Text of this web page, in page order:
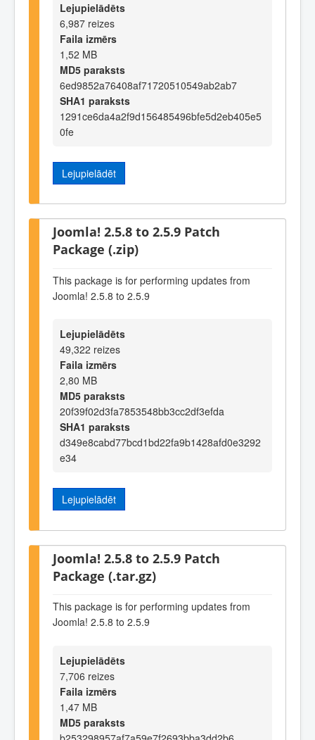
Lejupielādēts
6,987 reizes
Faila izmērs
1,52 MB
MD5 paraksts
6ed9852a76408af71720510549ab2ab7
SHA1 paraksts
1291ce6da4a2f9d156485496bfe5d2eb405e5
0fe
Lejupielādēt
Joomla! 2.5.8 to 2.5.9 Patch
Package (.zip)
This package is for performing updates from
Joomla! 2.5.8 to 2.5.9
Lejupielādēts
49,322 reizes
Faila izmērs
2,80 MB
MD5 paraksts
20f39f02d3fa7853548bb3cc2df3efda
SHA1 paraksts
d349e8cabd77bcd1bd22fa9b1428afd0e3292
e34
Lejupielādēt
Joomla! 2.5.8 to 2.5.9 Patch
Package (.tar.gz)
This package is for performing updates from
Joomla! 2.5.8 to 2.5.9
Lejupielādēts
7,706 reizes
Faila izmērs
1,47 MB
MD5 paraksts